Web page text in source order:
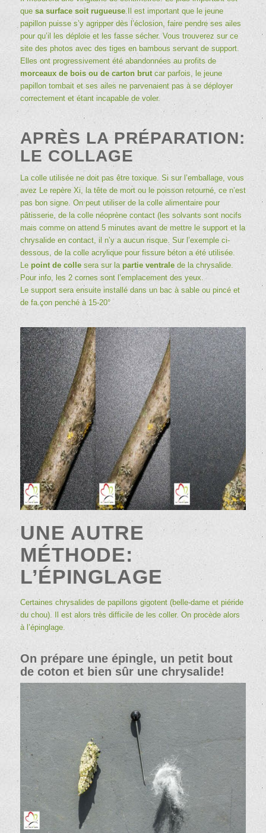
que sa surface soit rugueuse.Il est important que le jeune
papillon puisse s’y agripper dès l’éclosion, faire pendre ses ailes
pour qu’il les déploie et les fasse sécher. Vous trouverez sur ce
site des photos avec des tiges en bambous servant de support.
Elles ont progressivement été abandonnées au profits de
morceaux de bois ou de carton brutcar parfois, le jeune
papillon tombait et ses ailes ne parvenaient pas à se déployer
correctement et étant incapable de voler.
APRÈS LA PRÉPARATION:
LE COLLAGE
La colle utilisée ne doit pas être toxique. Si sur l’emballage, vous
avez Le repère Xi, la tête de mort ou le poisson retourné, ce n’est
pas bon signe. On peut utiliser de la colle alimentaire pour
pâtisserie, de la colle néoprène contact (les solvants sont nocifs
mais comme on attend 5 minutes avant de mettre le support et la
chrysalide en contact, il n’y a aucun risque. Sur l’exemple ci-
dessous, de la colle acrylique pour fissure béton a été utilisée.
Le point de collesera sur la partie ventralede la chrysalide.
Pour info, les 2 cornes sont l’emplacement des yeux.
Le support sera ensuite installé dans un bac à sable ou pincé et
de fa.çon penché à 15-20°
UNE AUTRE
MÉTHODE:
L’ÉPINGLAGE
Certaines chrysalides de papillons gigotent (belle-dameet piéride
du chou). Il est alors très difficile de les coller. On procède alors
à l’épinglage.
On prépare une épingle, un petit bout
de coton et bien sûr une chrysalide!